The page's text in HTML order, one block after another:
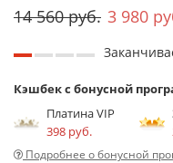
14 560 руб. 3 980
Кэшбек с бонусной
Платина VIP
398 руб.
Подробнее о бонусной